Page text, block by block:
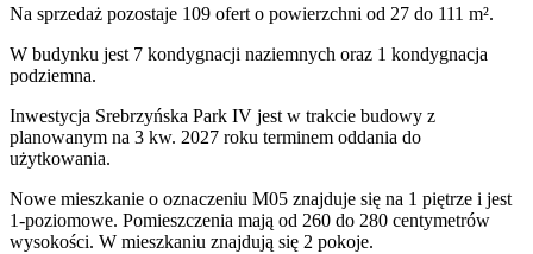
Na sprzedaż pozostaje 109 ofert o powierzchni od 27 do 111 m².
W budynku jest 7 kondygnacji naziemnych oraz 1 kondygnacja
podziemna.
Inwestycja Srebrzyńska Park IV jest w trakcie budowy z
planowanym na 3 kw. 2027 roku terminem oddania do
użytkowania.
Nowe mieszkanie o oznaczeniu M05 znajduje się na 1 piętrze i jest
1-poziomowe. Pomieszczenia mają od 260 do 280 centymetrów
wysokości. W mieszkaniu znajdują się 2 pokoje.